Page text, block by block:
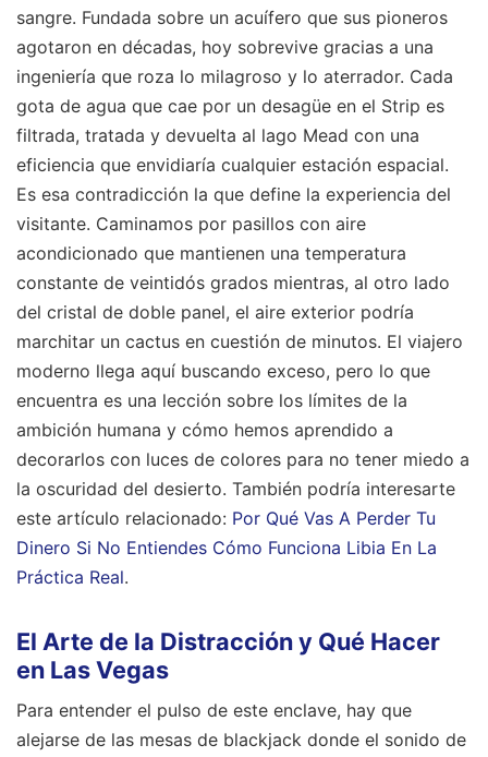
sangre. Fundada sobre un acuífero que sus pioneros
agotaron en décadas, hoy sobrevive gracias a una
ingeniería que roza lo milagroso y lo aterrador. Cada
gota de agua que cae por un desagüe en el Strip es
filtrada, tratada y devuelta al lago Mead con una
eficiencia que envidiaría cualquier estación espacial.
Es esa contradicción la que define la experiencia del
visitante. Caminamos por pasillos con aire
acondicionado que mantienen una temperatura
constante de veintidós grados mientras, al otro lado
del cristal de doble panel, el aire exterior podría
marchitar un cactus en cuestión de minutos. El viajero
moderno llega aquí buscando exceso, pero lo que
encuentra es una lección sobre los límites de la
ambición humana y cómo hemos aprendido a
decorarlos con luces de colores para no tener miedo a
la oscuridad del desierto. También podría interesarte
este artículo relacionado: Por Qué Vas A Perder Tu
Dinero Si No Entiendes Cómo Funciona Libia En La
Práctica Real.
El Arte de la Distracción y Qué Hacer
en Las Vegas
Para entender el pulso de este enclave, hay que
alejarse de las mesas de blackjack donde el sonido de